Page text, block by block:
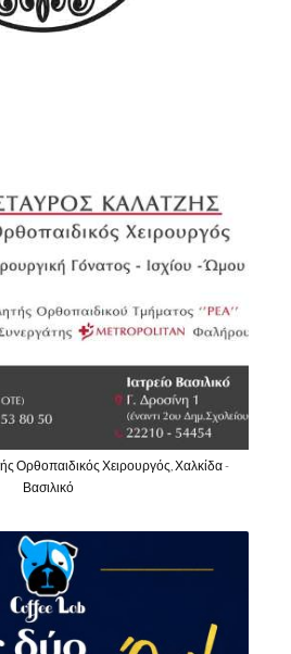
Ορθοπαιδικός Χειρουργός, Χαλκίδα -
Βασιλικό